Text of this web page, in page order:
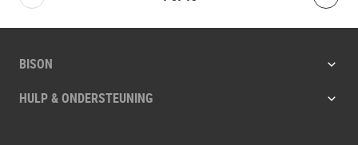
Bolton.General.PreviousSlide
BISON
HULP & ONDERSTEUNING